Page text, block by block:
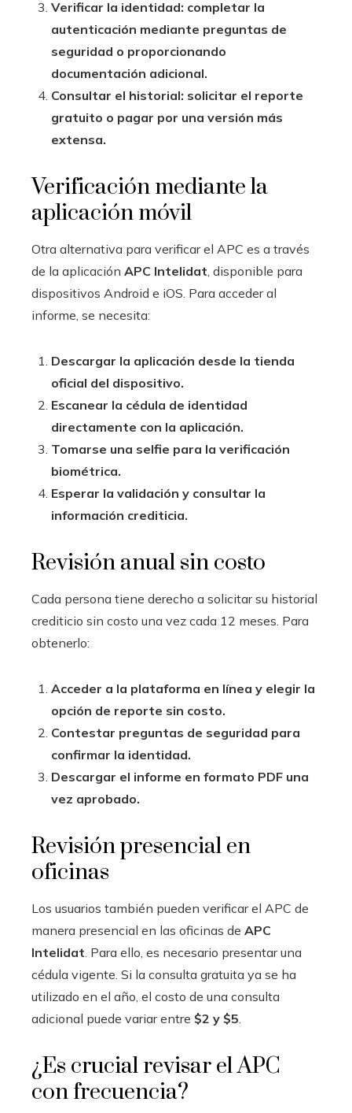
Verificar la identidad: completar la
autenticación mediante preguntas de
seguridad o proporcionando
documentación adicional.
Consultar el historial: solicitar el reporte
gratuito o pagar por una versión más
extensa.
Verificación mediante la
aplicación móvil
Otra alternativa para verificar el APC es a través
de la aplicación APC Intelidat, disponible para
dispositivos Android e iOS. Para acceder al
informe, se necesita:
Descargar la aplicación desde la tienda
oficial del dispositivo.
Escanear la cédula de identidad
directamente con la aplicación.
Tomarse una selfie para la verificación
biométrica.
Esperar la validación y consultar la
información crediticia.
Revisión anual sin costo
Cada persona tiene derecho a solicitar su historial
crediticio sin costo una vez cada 12 meses. Para
obtenerlo:
Acceder a la plataforma en línea y elegir la
opción de reporte sin costo.
Contestar preguntas de seguridad para
confirmar la identidad.
Descargar el informe en formato PDF una
vez aprobado.
Revisión presencial en
oficinas
Los usuarios también pueden verificar el APC de
manera presencial en las oficinas de APC
Intelidat. Para ello, es necesario presentar una
cédula vigente. Si la consulta gratuita ya se ha
utilizado en el año, el costo de una consulta
adicional puede variar entre $2 y $5.
¿Es crucial revisar el APC
con frecuencia?